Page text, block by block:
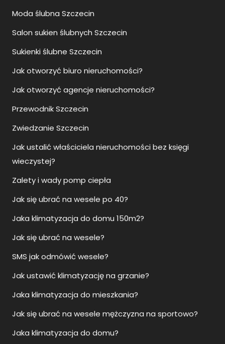
Sukienki ślubne Szczecin
Jak otworzyć biuro nieruchomości?
Jak otworzyć agencje nieruchomości?
Przewodnik Szczecin
Zwiedzanie Szczecin
Jak ustalić właściciela nieruchomości bez księgi
wieczystej?
Zalety i wady pomp ciepła
Jak się ubrać na wesele po 40?
Jaka klimatyzacja do domu 150m2?
Jak się ubrać na wesele?
SMS jak odmówić wesele?
Jak ustawić klimatyzację na grzanie?
Jaka klimatyzacja do mieszkania?
Jak się ubrać na wesele mężczyzna na sportowo?
Jaka klimatyzacja do domu?
Namiot sferyczny glamping
Gdzie kupić rury ze stali nierdzewnej?